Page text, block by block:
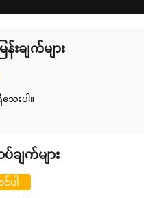
းချက်များ
ေးပါ။
ျက်များ
ပါ